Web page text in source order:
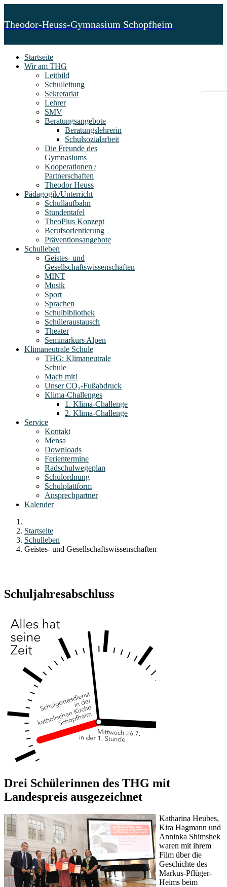
Theodor-Heuss-Gymnasium Schopfheim
Startseite
Wir am THG
Leitbild
Schulleitung
Sekretariat
Lehrer
SMV
Beratungsangebote
Beratungslehrerin
Schulsozialarbeit
Die Freunde des
Gymnasiums
Kooperationen /
Partnerschaften
Theodor Heuss
Pädagogik/Unterricht
Schullaufbahn
Stundentafel
TheoPlus Konzept
Berufsorientierung
Präventionsangebote
Schulleben
Geistes- und
Gesellschaftswissenschaften
MINT
Musik
Sport
Sprachen
Schulbibliothek
Schüleraustausch
Theater
Seminarkurs Alpen
Klimaneutrale Schule
THG: Klimaneutrale
Schule
Mach mit!
Unser CO₂-Fußabdruck
Klima-Challenges
1. Klima-Challenge
2. Klima-Challenge
Service
Kontakt
Mensa
Downloads
Ferientermine
Radschulwegeplan
Schulordnung
Schulplattform
Ansprechpartner
Kalender
Startseite
Schulleben
Geistes- und Gesellschaftswissenschaften
Schuljahresabschluss
Drei Schülerinnen des THG mit
Landespreis ausgezeichnet
Katharina Heubes,
Kira Hagmann und
Anninka Shimshek
waren mit ihrem
Film über die
Geschichte des
Markus-Pflüger-
Heims beim